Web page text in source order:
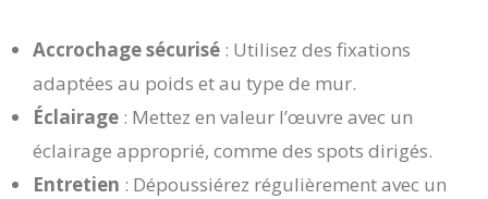
Accrochage sécurisé : Utilisez des fixations
adaptées au poids et au type de mur.
Éclairage : Mettez en valeur l’œuvre avec un
éclairage approprié, comme des spots dirigés.
Entretien : Dépoussiérez régulièrement avec un